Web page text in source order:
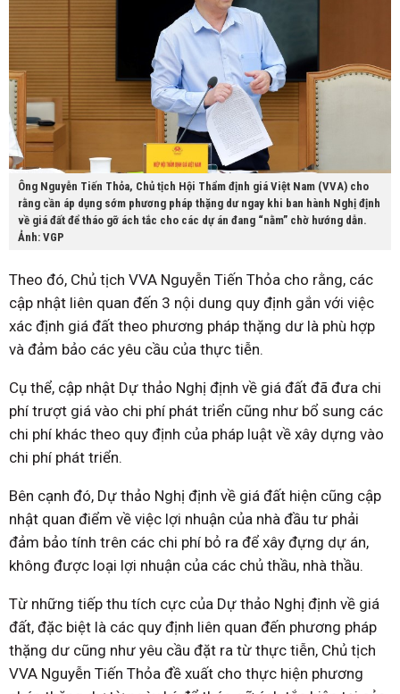
Ông Nguyễn Tiến Thỏa, Chủ tịch Hội Thẩm định giá Việt Nam (VVA) cho
rằng cần áp dụng sớm phương pháp thặng dư ngay khi ban hành Nghị định
về giá đất để tháo gỡ ách tắc cho các dự án đang “nằm” chờ hướng dẫn.
Ảnh: VGP
Theo đó, Chủ tịch VVA Nguyễn Tiến Thỏa cho rằng, các
cập nhật liên quan đến 3 nội dung quy định gắn với việc
xác định giá đất theo phương pháp thặng dư là phù hợp
và đảm bảo các yêu cầu của thực tiễn.
Cụ thể, cập nhật Dự thảo Nghị định về giá đất đã đưa chi
phí trượt giá vào chi phí phát triển cũng như bổ sung các
chi phí khác theo quy định của pháp luật về xây dựng vào
chi phí phát triển.
Bên cạnh đó, Dự thảo Nghị định về giá đất hiện cũng cập
nhật quan điểm về việc lợi nhuận của nhà đầu tư phải
đảm bảo tính trên các chi phí bỏ ra để xây đựng dự án,
không được loại lợi nhuận của các chủ thầu, nhà thầu.
Từ những tiếp thu tích cực của Dự thảo Nghị định về giá
đất, đặc biệt là các quy định liên quan đến phương pháp
thặng dư cũng như yêu cầu đặt ra từ thực tiễn, Chủ tịch
VVA Nguyễn Tiến Thỏa đề xuất cho thực hiện phương